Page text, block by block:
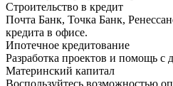
Строительство в кредит
Почта Банк, Точка Банк,
кредита в офисе.
Ипотечное кредитование
Разработка проектов и помощь с
Материнский капитал
Воспользуйтесь возможностью